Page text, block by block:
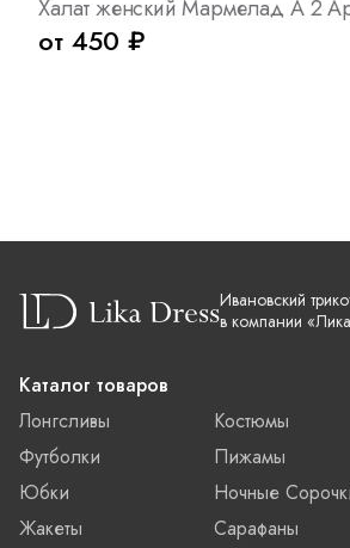
от 450 ₽
Ивановский
в компании
Каталог товаров
Лонгсливы
Футболки
Юбки
Жакеты
Костюмы
Пижамы
Ночные
Сарафаны